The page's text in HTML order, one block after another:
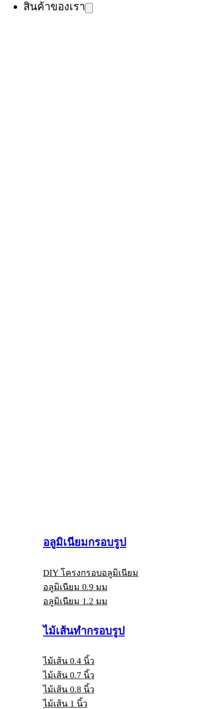
สินค้าของเรา
อลูมิเนียมกรอบรูป
DIY โครงกรอบอลูมิเนียม
อลูมิเนียม 0.9 มม
อลูมิเนียม 1.2 มม
ไม้เส้นทำกรอบรูป
ไม้เส้น 0.4 นิ้ว
ไม้เส้น 0.7 นิ้ว
ไม้เส้น 0.8 นิ้ว
ไม้เส้น 1 นิ้ว